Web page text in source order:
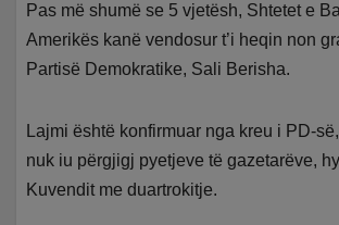
Pas më shumë se 5 vjetësh, Shtetet e
Amerikës kanë vendosur t’i heqin non
Partisë Demokratike, Sali Berisha.
Lajmi është konfirmuar nga kreu i PD-
nuk iu përgjigj pyetjeve të gazetarëve,
Kuvendit me duartrokitje.